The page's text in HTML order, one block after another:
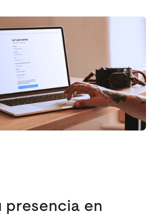
presencia en